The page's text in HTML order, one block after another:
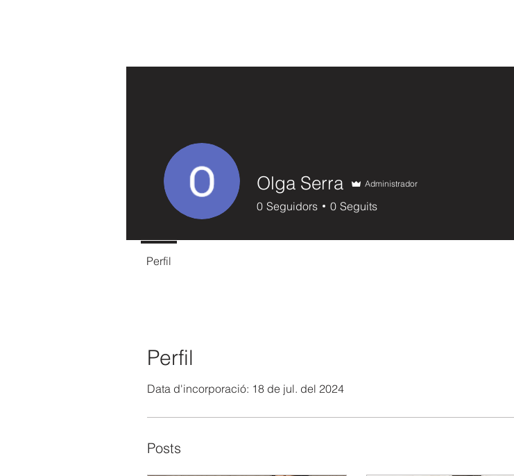
Perfil
Data d'incorporació: 18 de jul. del 2024
Posts
Olga Serra Administrador
0 Seguidors 0 Seguits
Perfil